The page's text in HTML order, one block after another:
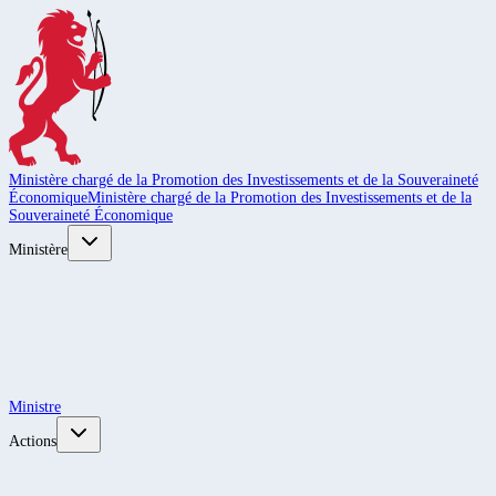
Ministère chargé de la Promotion des Investissements et de la Souveraineté
ÉconomiqueMinistère chargé de la Promotion des Investissements et de la
Souveraineté Économique
Ministère
Ministre
Actions